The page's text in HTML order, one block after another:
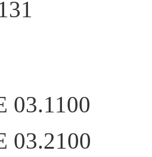
03.1100
03.2100